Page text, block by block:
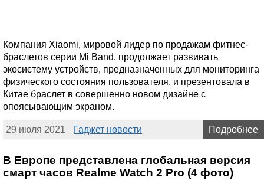
Компания Xiaomi, мировой лидер по продажам фитнес-
браслетов серии Mi Band, продолжает развивать
экосистему устройств, предназначенных для мониторинга
физического состояния пользователя, и презентовала в
Китае браслет в совершенно новом дизайне с
опоясывающим экраном.
29 июля 2021 Гаджет новости Подробнее
В Европе представлена глобальная версия
смарт часов Realme Watch 2 Pro (4 фото)